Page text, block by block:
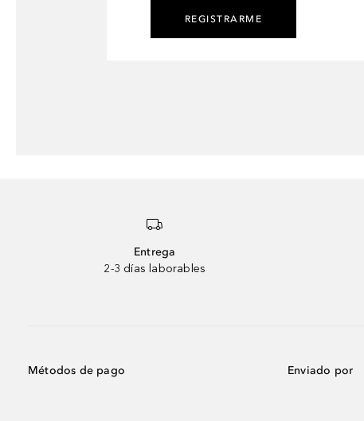
REGISTRARME
Entrega
2-3 días laborables
Métodos de pago Enviado por